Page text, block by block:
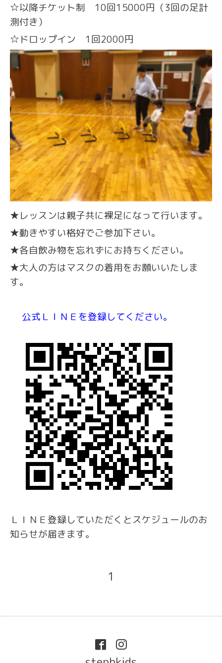
☆以降チケット制 10回15000円（3回の足計
測付き）
☆ドロップイン 1回2000円
★レッスンは親子共に裸足になって行います。
★動きやすい格好でご参加下さい。
★各自飲み物を忘れずにお持ちください。
★大人の方はマスクの着用をお願いいたしま
す。
公式ＬＩＮＥを登録してください。
ＬＩＮＥ登録していただくとスケジュールのお
知らせが届きます。
1